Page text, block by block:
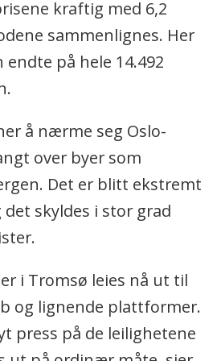
kraftig med 6,2
sammenlignes. Her
på hele 14.492
å nærme seg Oslo-
over byer som
Det er blitt ekstremt
det skyldes i stor grad
i Tromsø leies nå ut til
og lignende plattformer.
press på de leilighetene